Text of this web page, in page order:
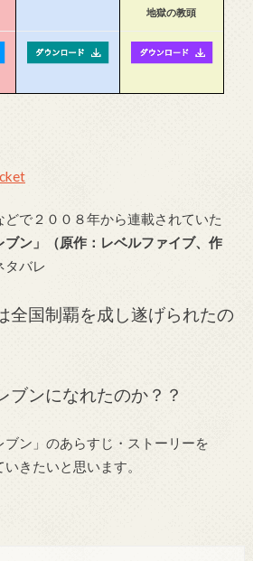
地獄の教頭
どで２００８年から連載されていた
ブン」（原作：レベルファイブ、作
タバレ
全国制覇を成し遂げられたの
ブンになれたのか？？
ン」のあらすじ・ストーリーを
きたいと思います。